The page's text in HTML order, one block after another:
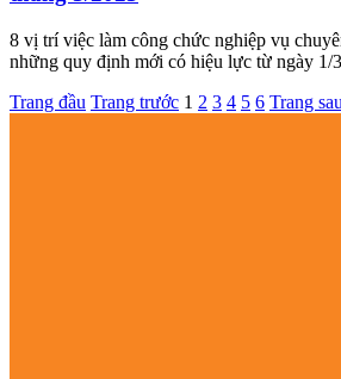
8 vị trí việc làm công chức nghiệp vụ
những quy định mới có hiệu lực từ ngày 1/
Trang đầu Trang trước 1 2 3 4 5 6 Trang sau